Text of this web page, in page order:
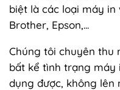
biệt là các loại máy in
Brother, Epson,...
Chúng tôi chuyên thu
bất kể tình trạng máy
dụng được, không lên